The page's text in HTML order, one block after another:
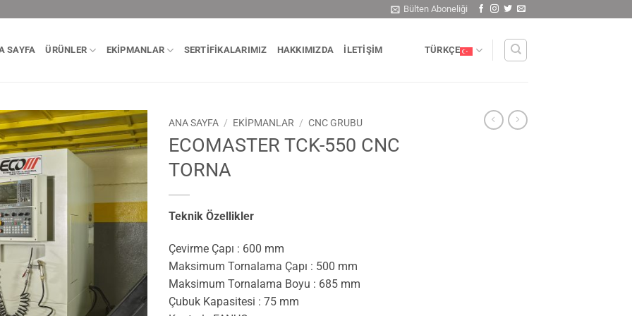
Bülten Aboneliği
SAYFA ÜRÜNLER EKIPMANLAR SERTIFIKALARIMIZ HAKKIMIZDA İLETIŞIM TÜRKÇE
ANA SAYFA / EKİPMANLAR / CNC GRUBU
ECOMASTER TCK-550 CNC
TORNA
Teknik Özellikler
Çevirme Çapı : 600 mm
Maksimum Tornalama Çapı : 500 mm
Maksimum Tornalama Boyu : 685 mm
Çubuk Kapasitesi : 75 mm